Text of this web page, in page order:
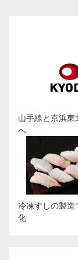
山手線と京浜東
へ
冷凍すしの製造
化